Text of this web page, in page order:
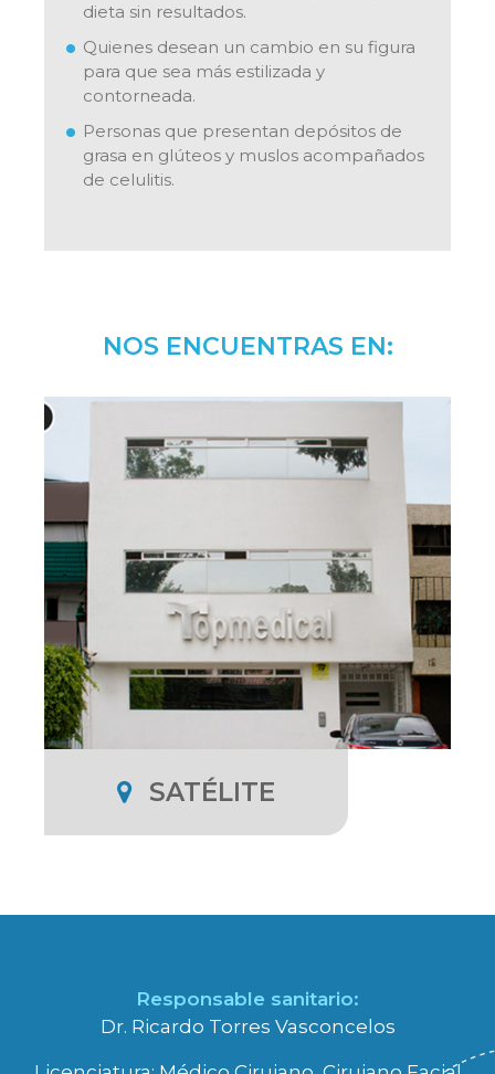
dieta sin resultados.
Quienes desean un cambio en su figura
para que sea más estilizada y
contorneada.
Personas que presentan depósitos de
grasa en glúteos y muslos acompañados
de celulitis.
NOS ENCUENTRAS EN:
SATÉLITE
Responsable sanitario:
Dr. Ricardo Torres Vasconcelos